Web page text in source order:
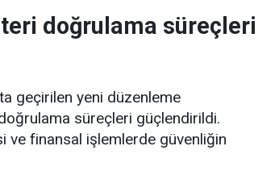
doğrulama süreçleri
geçirilen yeni düzenleme
süreçleri güçlendirildi.
ve finansal işlemlerde güvenliğin